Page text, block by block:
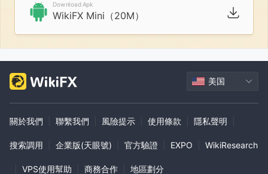
Download Apk
WikiFX Mini（20M）
美国
關於我們 聯繫我們 風險提示 使用條款 隱私聲明
搜索調用 企業版(天眼號) 官方驗證 EXPO WikiResearch
VPS使用幫助 商務合作 地區劃分